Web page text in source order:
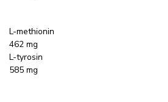
L-methionin
462 mg
L-tyrosin
585 mg